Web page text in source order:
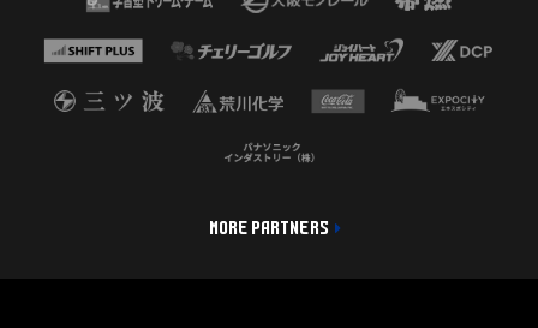
MORE PARTNERS